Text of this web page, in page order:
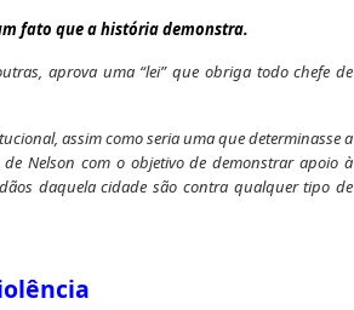
fato que ahistória demonstra.
aprova uma “lei” que obriga todo chefe de
assim como seria uma que determinasse a
Nelson com o objetivo de demonstrar apoio à
daquela cidade são contra qualquer tipo de